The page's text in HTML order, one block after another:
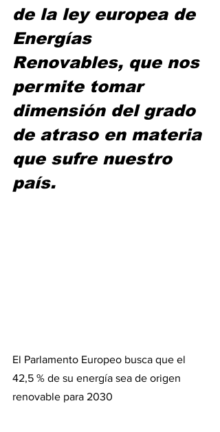
de la ley europea de
Energías
Renovables, que nos
permite tomar
dimensión del grado
de atraso en materia
que sufre nuestro
país.
El Parlamento Europeo busca que el
42,5 % de su energía sea de origen
renovable para 2030